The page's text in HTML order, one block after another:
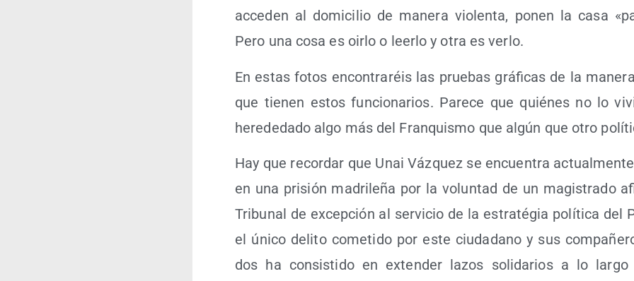
acce­den al domi­ci­lio de mane­ra vio­len­ta, ponen la casa
Pero una cosa es oir­lo o leer­lo y otra es verlo.
En estas fotos encon­tra­réis las prue­bas grá­fi­cas de la
que tie­nen estos fun­cio­na­rios. Pare­ce que quié­nes no lo
here­de­da­do algo más del Fran­quis­mo que algún que otro
Hay que recor­dar que Unai Váz­quez se encuen­tra
en una pri­sión madri­le­ña por la volun­tad de un magis­tra­do
Tri­bu­nal de excep­ción al ser­vi­cio de la estra­té­gia polí­ti­ca del
el úni­co deli­to come­ti­do por este ciu­da­dano y sus
dos ha con­sis­ti­do en exten­der lazos soli­da­rios a lo